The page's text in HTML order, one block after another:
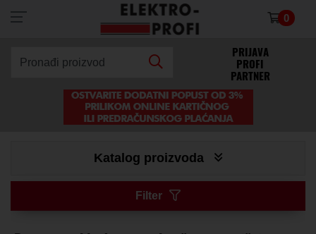
×
0
Pronađi proizvod
PRIJAVA
PROFI
PARTNER
Katalog proizvoda
Filter